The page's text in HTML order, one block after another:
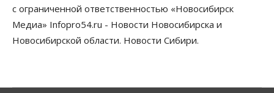
Власть
Школы, библиотеки, пешеходные тротуары:
депутаты Госдумы контролируют работы на
социальных объектах
07 Августа 2026, 12:35
Синоптики рассказали о погоде в Новосибирске
с ограниченной ответственностью «Новосибирск
Медиа» Infopro54.ru - Новости Новосибирска и
Новосибирской области. Новости Сибири.